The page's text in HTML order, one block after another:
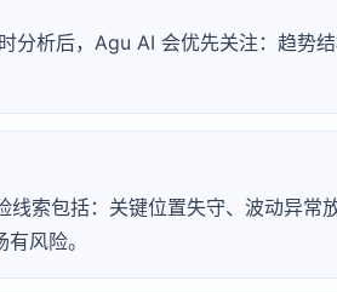
析后，Agu AI 会优先关注：趋势
索包括：关键位置失守、波动异常
风险。